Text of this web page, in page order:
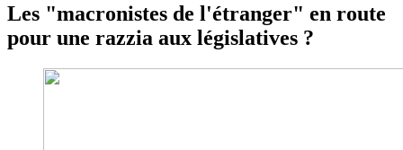
Les "macronistes de l'étranger" en route
pour une razzia aux législatives ?